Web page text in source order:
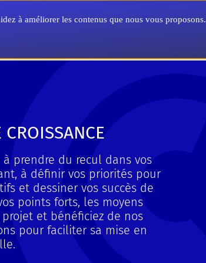
Actualités Nous connaître
CROISSANCE
à prendre du recul dans vos
à définir vos priorités pour
et dessiner vos succès de
points forts, les moyens
projet et bénéficiez de nos
pour faciliter sa mise en
à améliorer les contenus que nous vous proposons.